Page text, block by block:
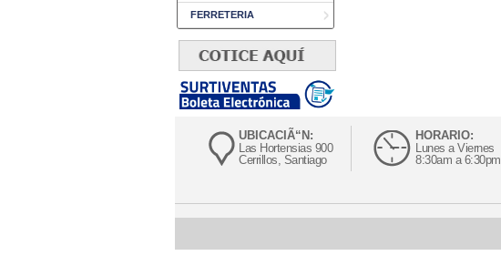
FERRETERIA
UBICACIÃ“N:
Las Hortensias 900
Cerrillos, Santiago
HORARIO:
Lunes a Viernes
8:30am a 6:30pm